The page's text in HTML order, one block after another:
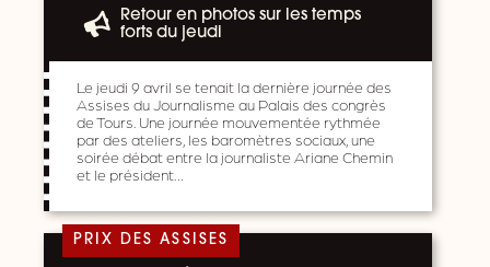
Retour en photos sur les temps
forts du jeudi
Le jeudi 9 avril se tenait la dernière journée des
Assises du Journalisme au Palais des congrès
de Tours. Une journée mouvementée rythmée
par des ateliers, les baromètres sociaux, une
soirée débat entre la journaliste Ariane Chemin
et le président…
PRIX DES ASSISES